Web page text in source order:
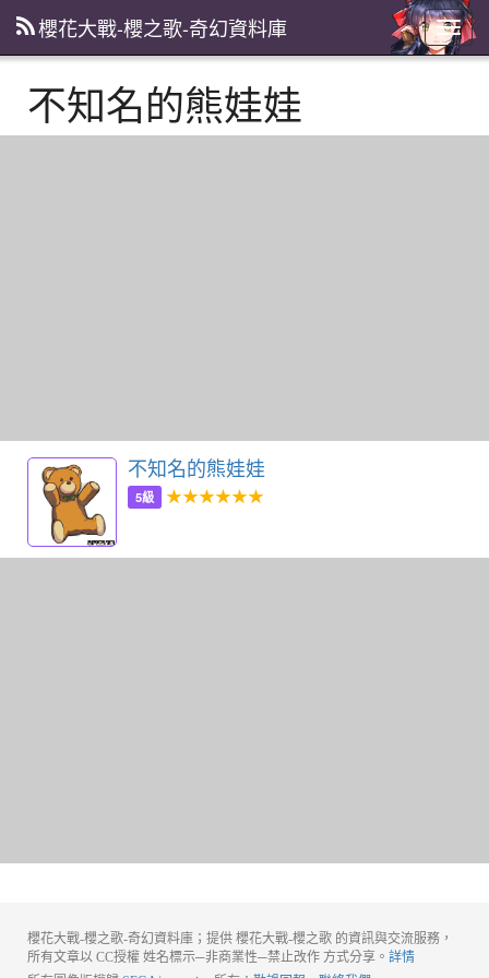
主
選
櫻花大戰-櫻之歌-奇幻資料庫
不知名的熊娃娃
不知名的熊娃娃
5級 ★★★★★★
櫻花大戰-櫻之歌-奇幻資料庫；提供 櫻花大戰-櫻之歌 的資訊與交流服務，
所有文章以 CC授權 姓名標示─非商業性─禁止改作 方式分享。 詳情